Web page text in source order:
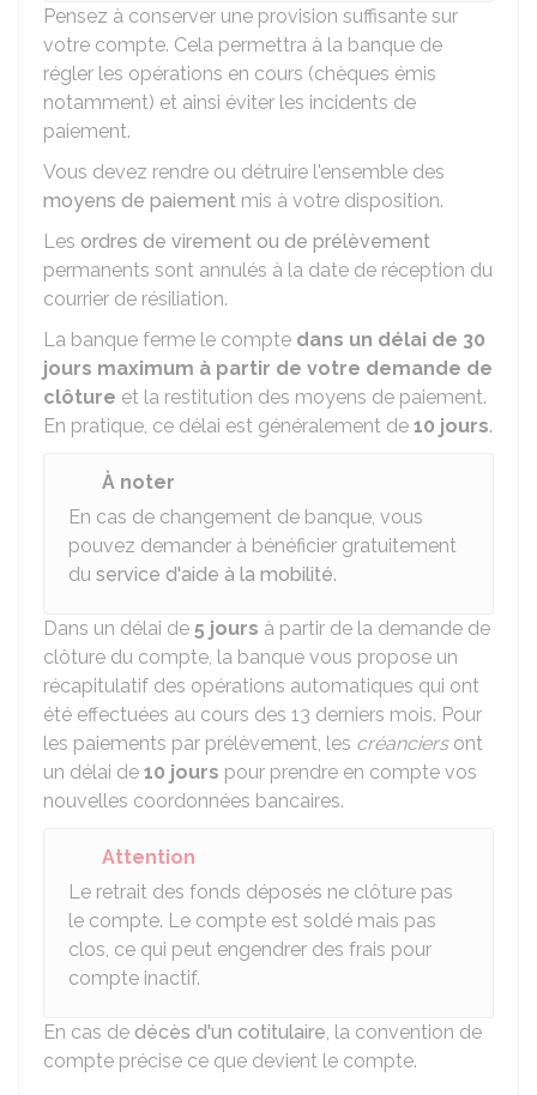
Pensez à conserver une provision suffisante sur
votre compte. Cela permettra à la banque de
régler les opérations en cours (chèques émis
notamment) et ainsi éviter les incidents de
paiement.
Vous devez rendre ou détruire l'ensemble des
moyens de paiement mis à votre disposition.
Les ordres de virement ou de prélèvement
permanents sont annulés à la date de réception du
courrier de résiliation.
La banque ferme le compte dans un délai de 30
jours maximum à partir de votre demande de
clôture et la restitution des moyens de paiement.
En pratique, ce délai est généralement de 10 jours.
À noter
En cas de changement de banque, vous
pouvez demander à bénéficier gratuitement
du service d'aide à la mobilité.
Dans un délai de 5 jours à partir de la demande de
clôture du compte, la banque vous propose un
récapitulatif des opérations automatiques qui ont
été effectuées au cours des 13 derniers mois. Pour
les paiements par prélèvement, les créanciersont
un délai de 10 jours pour prendre en compte vos
nouvelles coordonnées bancaires.
Attention
Le retrait des fonds déposés ne clôture pas
le compte. Le compte est soldé mais pas
clos, ce qui peut engendrer des frais pour
compte inactif.
En cas de décès d'un cotitulaire, la convention de
compte précise ce que devient le compte.